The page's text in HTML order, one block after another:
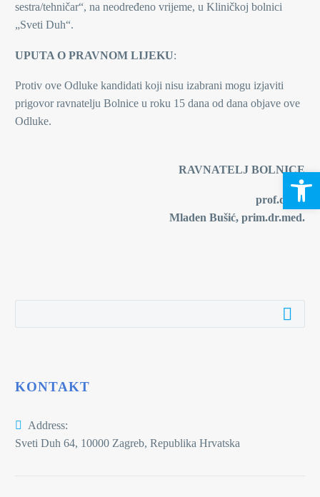
sestra/tehničar“, na neodređeno vrijeme, u Kliničkoj bolnici
„Sveti Duh“.
UPUTA O PRAVNOM LIJEKU:
Protiv ove Odluke kandidati koji nisu izabrani mogu izjaviti
prigovor ravnatelju Bolnice u roku 15 dana od dana objave ove
Odluke.
RAVNATELJ BOLNICE
prof.dr.sc.
Mladen Bušić, prim.dr.med.
KONTAKT
Address:
Sveti Duh 64, 10000 Zagreb, Republika Hrvatska